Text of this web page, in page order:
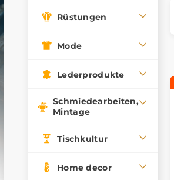
Rüstungen
Mode
Lederprodukte
Schmiedearbeiten,
Mintage
Tischkultur
Home decor